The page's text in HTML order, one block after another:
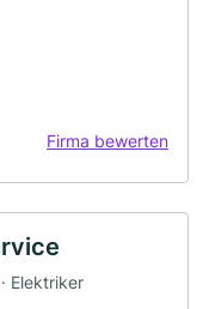
Firma bewerten
Elektriker